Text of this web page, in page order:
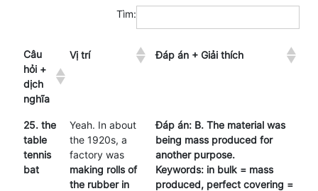
Tìm:
Câu
hỏi +
dịch
nghĩa
Vị trí Đáp án + Giải thích
25. the
table
tennis
bat
Yeah. In about
the 1920s, a
factory was
making rolls of
the rubber in
Đáp án: B. The material was
being mass produced for
another purpose.
Keywords: in bulk = mass
produced, perfect covering =